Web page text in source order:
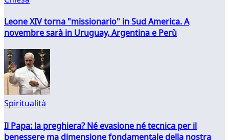
Leone XIV torna "missionario" in Sud America. A
novembre sarà in Uruguay, Argentina e Perù
Spiritualità
Il Papa: la preghiera? Né evasione né tecnica per il
benessere ma dimensione fondamentale della nostra